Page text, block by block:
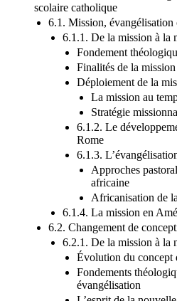
SIXIÈME CHAPITRE
scolaire catholique
6.1. Mission, évangélisation
6.1.1. De la mission à la
Fondement
Finalités de la mission
Déploiement de la
La mission au
Stratégie
6.1.2. Le
Rome
6.1.3.
Approches
africaine
Africanisation de
6.1.4. La mission en
6.2. Changement de
6.2.1. De la mission à la
Évolution du concept
Fondements
évangélisation